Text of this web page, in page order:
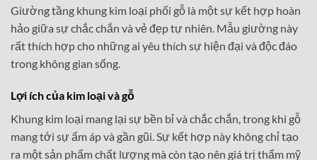
Giường tầng khung kim loại phối gỗ là một sự kết hợp hoàn
hảo giữa sự chắc chắn và vẻ đẹp tự nhiên. Mẫu giường này
rất thích hợp cho những ai yêu thích sự hiện đại và độc đáo
trong không gian sống.
Lợi ích của kim loại và gỗ
Khung kim loại mang lại sự bền bỉ và chắc chắn, trong khi gỗ
mang tới sự ấm áp và gần gũi. Sự kết hợp này không chỉ tạo
ra một sản phẩm chất lượng mà còn tạo nên giá trị thẩm mỹ